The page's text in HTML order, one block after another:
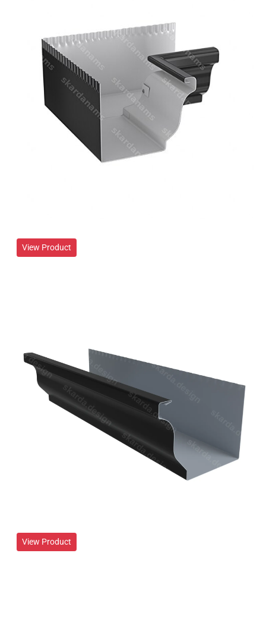
View Product
View Product